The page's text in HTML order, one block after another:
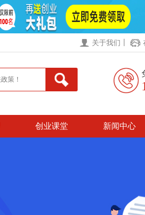
关于我们
创业课堂 新闻中心